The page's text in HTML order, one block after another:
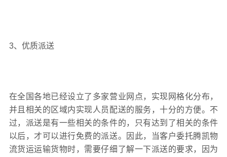
3、优质派送
在全国各地已经设立了多家营业网点，实现网格化分布，
并且相关的区域内实现人员配送的服务，十分的方便。不
过，派送是有一些相关的条件的，只有达到了相关的条件
以后，才可以进行免费的派送。因此，当客户委托腾凯物
流货运运输货物时，需要仔细了解一下派送的要求，因为